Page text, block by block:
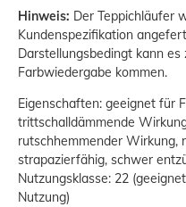
Hinweis: Der Teppichläufer
Kundenspezifikation
Darstellungsbedingt kann
Farbwiedergabe kommen.
Eigenschaften: geeignet für
trittschalldämmende
rutschhemmender Wirkung,
strapazierfähig, schwer
Nutzungsklasse: 22
Nutzung)